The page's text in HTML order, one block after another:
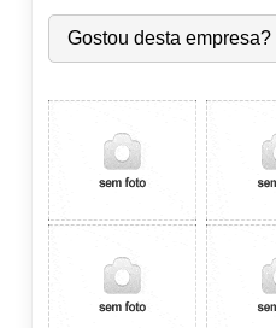
Qua:
09:00-18:00
Qui:
09:00-18:00
●
Sáb:
Fechado
Dom:
Fechado
Gostou desta empresa?